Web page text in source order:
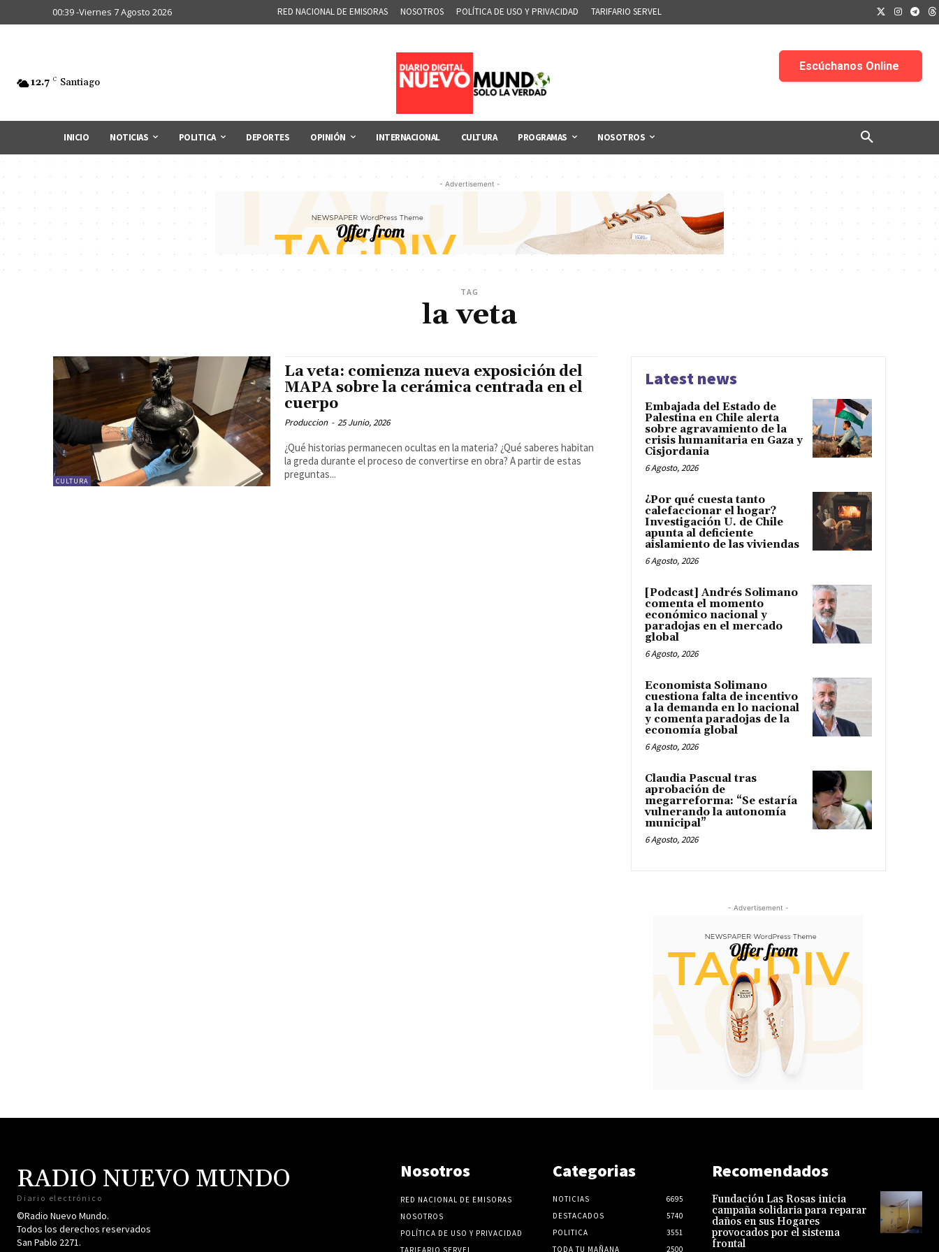
00:39 -Viernes 7 Agosto 2026 RED NACIONAL DE EMISORAS NOSOTROS POLÍTICA DE USO Y PRIVACIDAD TARIFARIO SERVEL
12.7 C Santiago
INICIO NOTICIAS POLITICA DEPORTES OPINIÓN INTERNACIONAL CULTURA PROGRAMAS NOSOTROS
- Advertisement -
TAG
la veta
CULTURA
La veta: comienza nueva exposición del
MAPA sobre la cerámica centrada en el
cuerpo
Produccion - 25 Junio, 2026
¿Qué historias permanecen ocultas en la materia? ¿Qué saberes habitan
la greda durante el proceso de convertirse en obra? A partir de estas
preguntas...
Latest news
Embajada del Estado de
Palestina en Chile alerta
sobre agravamiento de la
crisis humanitaria en Gaza y
Cisjordania
6 Agosto, 2026
¿Por qué cuesta tanto
calefaccionar el hogar?
Investigación U. de Chile
apunta al deficiente
aislamiento de las viviendas
6 Agosto, 2026
[Podcast] Andrés Solimano
comenta el momento
económico nacional y
paradojas en el mercado
global
6 Agosto, 2026
Economista Solimano
cuestiona falta de incentivo
a la demanda en lo nacional
y comenta paradojas de la
economía global
6 Agosto, 2026
Claudia Pascual tras
aprobación de
megarreforma: “Se estaría
vulnerando la autonomía
municipal”
6 Agosto, 2026
- Advertisement -
RADIO NUEVO MUNDO
Diario electrónico
©Radio Nuevo Mundo.
Todos los derechos reservados
San Pablo 2271.
Nosotros
RED NACIONAL DE EMISORAS
NOSOTROS
POLÍTICA DE USO Y PRIVACIDAD
TARIFARIO SERVEL
Categorias
NOTICIAS
6695
DESTACADOS
5740
POLITICA
3551
TODA TU MAÑANA
2500
Recomendados
Fundación Las Rosas inicia
campaña solidaria para reparar
daños en sus Hogares
provocados por el sistema
frontal